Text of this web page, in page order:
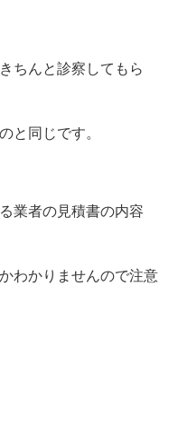
ちんと診察してもら
と同じです。
業者の見積書の内容
わかりませんので注意